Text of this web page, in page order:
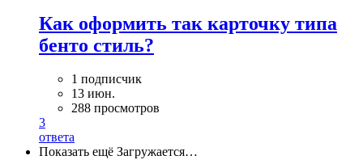
Как оформить так карточку типа
бенто стиль?
1 подписчик
13 июн.
288 просмотров
3
ответа
Показать ещё Загружается…